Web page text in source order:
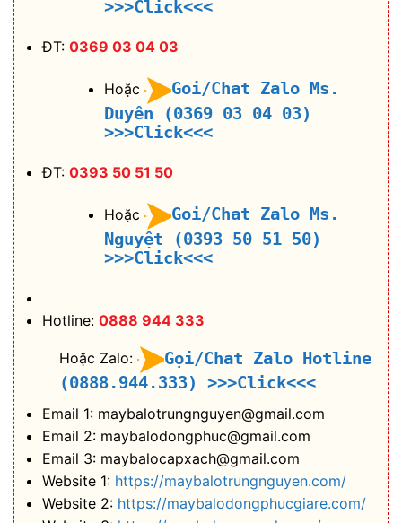
>>>Click<<<
ĐT: 0369 03 04 03
Hoặc
Goi/Chat Zalo Ms.
Duyên (0369 03 04 03)
>>>Click<<<
ĐT: 0393 50 51 50
Hoặc
Goi/Chat Zalo Ms.
Nguyệt (0393 50 51 50)
>>>Click<<<
Hotline: 0888 944 333
Hoặc Zalo:
Gọi/Chat Zalo Hotline
(0888.944.333)
>>>Click<<<
Email 1: maybalotrungnguyen@gmail.com
Email 2: maybalodongphuc@gmail.com
Email 3: maybalocapxach@gmail.com
Website 1: https://maybalotrungnguyen.com/
Website 2: https://maybalodongphucgiare.com/